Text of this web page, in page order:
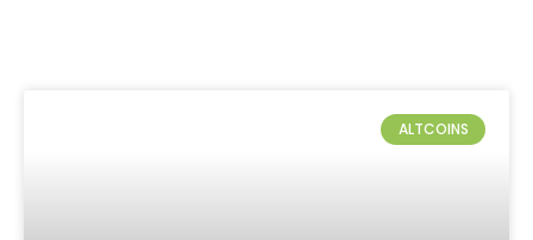
ALTCOINS